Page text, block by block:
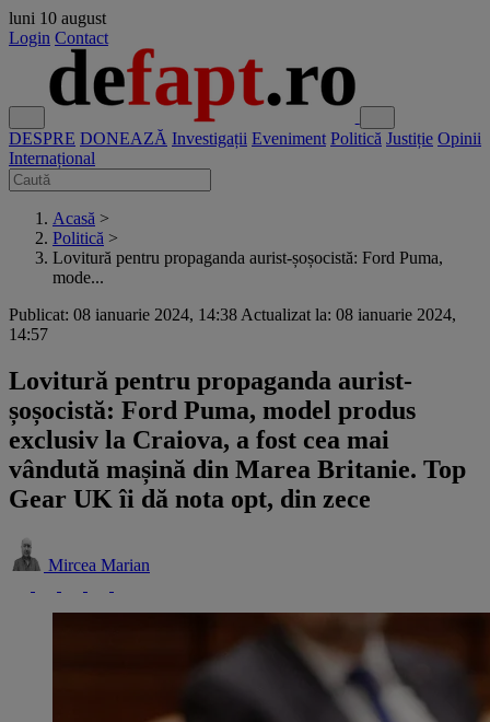
luni 10 august
Login Contact
DESPRE DONEAZĂ Investigații Eveniment Politică Justiție Opinii
Internațional
Acasă >
Politică >
Lovitură pentru propaganda aurist-șoșocistă: Ford Puma,
mode...
Publicat: 08 ianuarie 2024, 14:38 Actualizat la: 08 ianuarie 2024,
14:57
Lovitură pentru propaganda aurist-
șoșocistă: Ford Puma, model produs
exclusiv la Craiova, a fost cea mai
vândută mașină din Marea Britanie. Top
Gear UK îi dă nota opt, din zece
Mircea Marian